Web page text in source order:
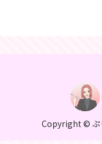
Copyright © ぷ